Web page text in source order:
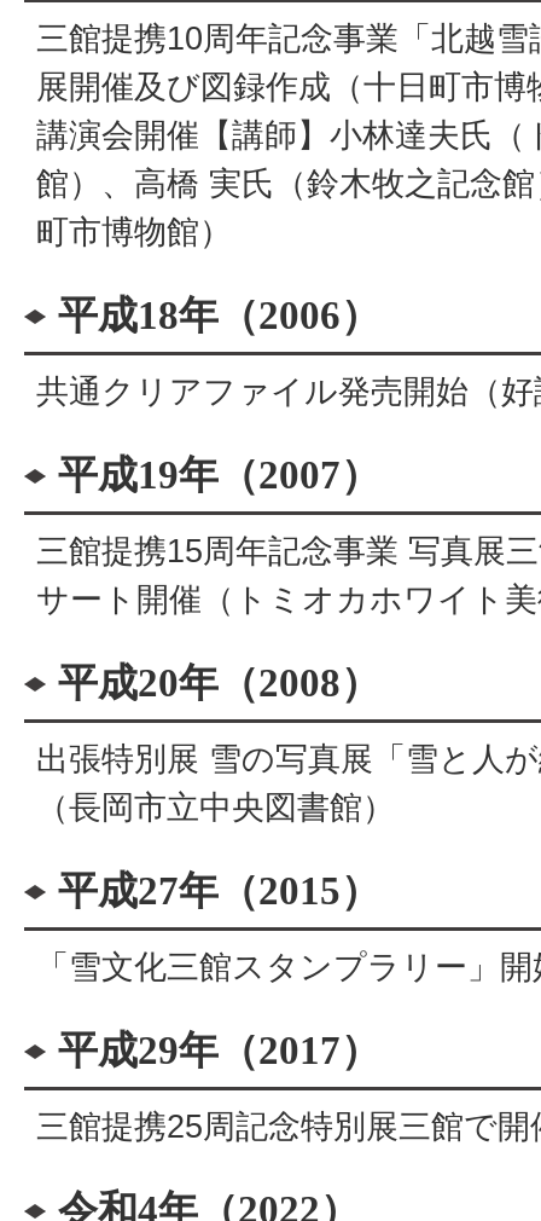
三館提携10周年記念事業「北越
展開催及び図録作成（十日町市
講演会開催【講師】小林達夫氏
館）、高橋 実氏（鈴木牧之記念
町市博物館）
平成18年（2006）
共通クリアファイル発売開始（
平成19年（2007）
三館提携15周年記念事業 写真展
サート開催（トミオカホワイト
平成20年（2008）
出張特別展 雪の写真展「雪と人
（長岡市立中央図書館）
平成27年（2015）
「雪文化三館スタンプラリー」
平成29年（2017）
三館提携25周記念特別展三館で開
令和4年（2022）